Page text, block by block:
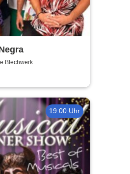
Blechwerk
19:00 Uhr